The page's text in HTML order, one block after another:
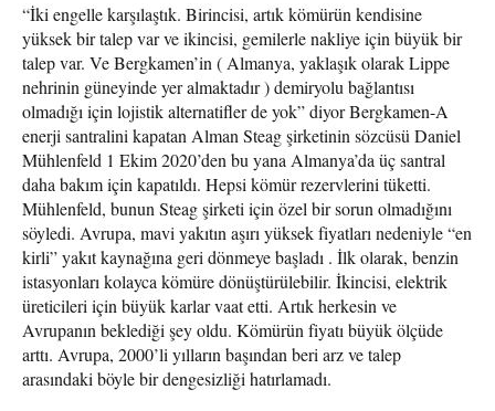
“İki engelle karşılaştık. Birincisi, artık kömürün kendisine
yüksek bir talep var ve ikincisi, gemilerle nakliye için büyük bir
talep var. Ve Bergkamen’in ( Almanya, yaklaşık olarak Lippe
nehrinin güneyinde yer almaktadır ) demiryolu bağlantısı
olmadığı için lojistik alternatifler de yok” diyor Bergkamen-A
enerji santralini kapatan Alman Steag şirketinin sözcüsü Daniel
Mühlenfeld 1 Ekim 2020’den bu yana Almanya’da üç santral
daha bakım için kapatıldı. Hepsi kömür rezervlerini tüketti.
Mühlenfeld, bunun Steag şirketi için özel bir sorun olmadığını
söyledi. Avrupa, mavi yakıtın aşırı yüksek fiyatları nedeniyle “en
kirli” yakıt kaynağına geri dönmeye başladı . İlk olarak, benzin
istasyonları kolayca kömüre dönüştürülebilir. İkincisi, elektrik
üreticileri için büyük karlar vaat etti. Artık herkesin ve
Avrupanın beklediği şey oldu. Kömürün fiyatı büyük ölçüde
arttı. Avrupa, 2000’li yılların başından beri arz ve talep
arasındaki böyle bir dengesizliği hatırlamadı.